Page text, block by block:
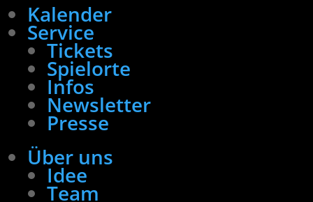
Kalender
Service
Tickets
Spielorte
Infos
Newsletter
Presse
Über uns
Idee
Team